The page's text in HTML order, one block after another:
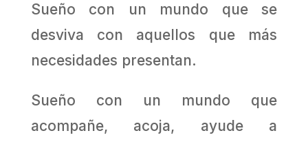
Sueño con un mundo que se
desviva con aquellos que más
necesidades presentan.
Sueño con un mundo que
acompañe, acoja, ayude a